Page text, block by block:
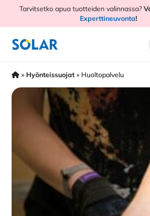
HyppääTarvitsetko apua tuotteiden valinnassa?
Experttineuvonta!
» Hyönteissuojat » Huoltopalvelu